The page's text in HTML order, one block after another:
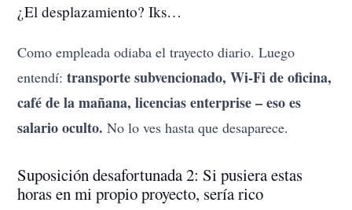
¿El desplazamiento? Iks…
Como empleada odiaba el trayecto diario. Luego
entendí:transporte subvencionado, Wi-Fi de oficina,
café de la mañana, licencias enterprise – eso es
salario oculto. No lo ves hasta que desaparece.
Suposición desafortunada 2: Si pusiera estas
horas en mi propio proyecto, sería rico